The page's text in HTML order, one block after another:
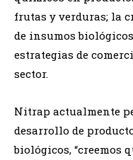
frutas y verduras; la
de insumos
estrategias de
sector.
Nitrap actualmente
desarrollo de
biológicos, “creemos